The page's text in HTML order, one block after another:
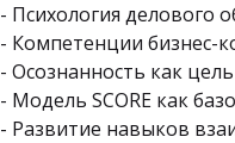
- Психология делового
- Компетенции бизнес-
- Осознанность как
- Модель SCORE как
- Развитие навыков